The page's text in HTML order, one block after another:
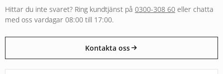
funktion än vad originalljuset klarar, både i räckvidd och i ljusbild.
Arbetsbelysning och varningsljus följer separata regelverk och är
till varningsljus på utryckningsfordon.
E-godkänt för väg eller byggt för annan användning
Hittar du inte svaret? Ring kundtjänst på 0300-308 60 eller chatta
med oss vardagar 08:00 till 17:00.
Kontakta oss